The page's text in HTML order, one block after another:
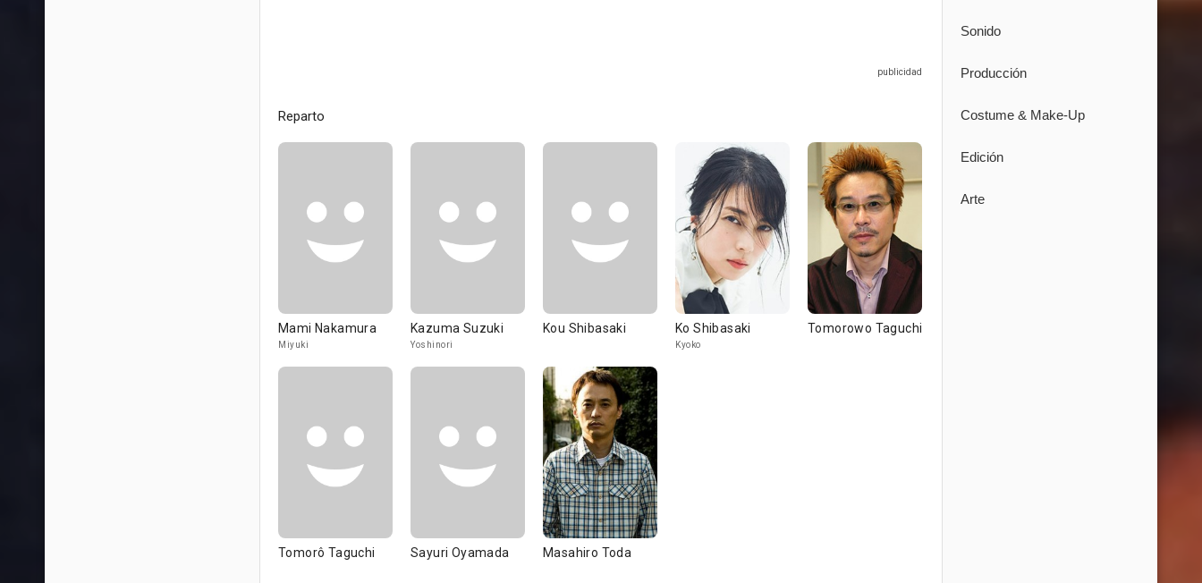
Reparto
Mami Nakamura
Miyuki
Kazuma Suzuki
Yoshinori
Kou Shibasaki Ko Shibasaki
Kyoko
Tomorowo Taguchi
Tomorô Taguchi Sayuri Oyamada Masahiro Toda
Sonido
Producción
Costume & Make-Up
Edición
Arte